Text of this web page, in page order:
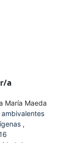
a
María Maeda
,